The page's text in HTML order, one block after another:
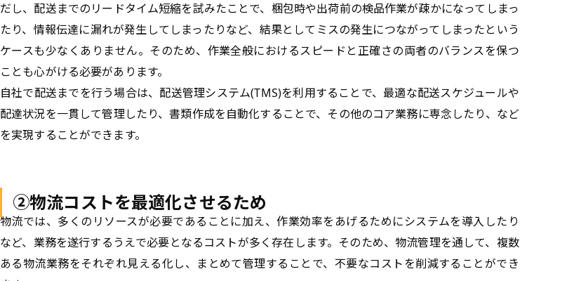
だし、配送までのリードタイム短縮を試みたことで、梱包時や出荷前の検品作業が疎かになってしまっ
たり、情報伝達に漏れが発生してしまったりなど、結果としてミスの発生につながってしまったという
ケースも少なくありません。そのため、作業全般におけるスピードと正確さの両者のバランスを保つ
ことも心がける必要があります。
自社で配送までを行う場合は、配送管理システム(TMS)を利用することで、最適な配送スケジュールや
配達状況を一貫して管理したり、書類作成を自動化することで、その他のコア業務に専念したり、など
を実現することができます。
②物流コストを最適化させるため
物流では、多くのリソースが必要であることに加え、作業効率をあげるためにシステムを導入したり
など、業務を遂行するうえで必要となるコストが多く存在します。そのため、物流管理を通して、複数
ある物流業務をそれぞれ見える化し、まとめて管理することで、不要なコストを削減することができ